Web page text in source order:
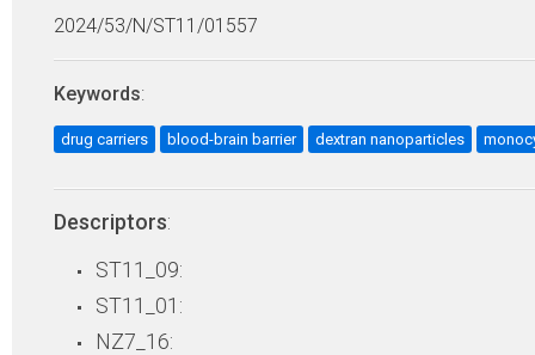
2024/53/N/ST11/01557
Keywords:
drug carriers blood-brain barrier dextran nanoparticles
Descriptors:
ST11_09:
ST11_01:
NZ7_16: